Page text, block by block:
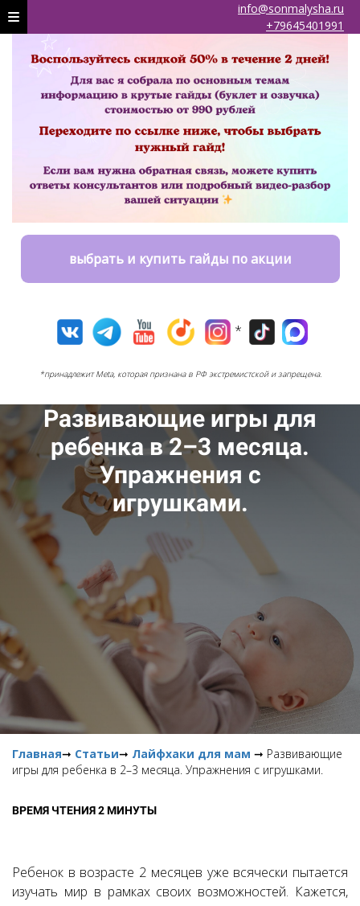
info@sonmalysha.ru
+79645401991
выбрать и купить гайды по акции
*
*принадлежит Meta, которая признана в РФ экстремистской и запрещена.
Развивающие игры для
ребенка в 2–3 месяца.
Упражнения с
игрушками.
Главная➞ Статьи➞ Лайфхаки для мам ➞ Развивающие
игры для ребенка в 2–3 месяца. Упражнения с игрушками.
ВРЕМЯ ЧТЕНИЯ 2 МИНУТЫ
Ребенок в возрасте 2 месяцев уже всячески пытается
изучать мир в рамках своих возможностей. Кажется,